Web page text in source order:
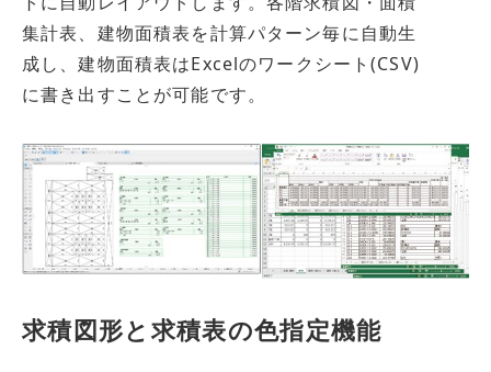
集計表、建物面積表を計算パターン毎に自動生
成し、建物面積表はExcelのワークシート(CSV)
に書き出すことが可能です。
求積図形と求積表の色指定機能